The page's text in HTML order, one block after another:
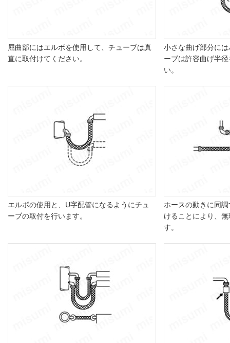
屈曲部にはエルボを使用して、チューブは真
直に取付けてください。
小さな曲げ部分に
ーブは許容曲げ半
い。
エルボの使用と、U字配管になるようにチュ
ーブの取付を行います。
ホースの動きに同
けることにより、
す。